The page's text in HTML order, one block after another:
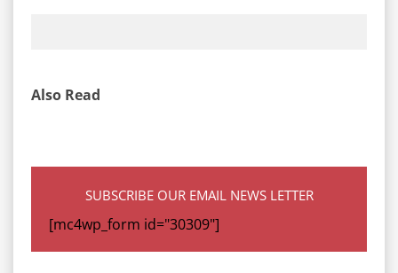
Also Read
SUBSCRIBE OUR EMAIL NEWS LETTER
[mc4wp_form id="30309"]